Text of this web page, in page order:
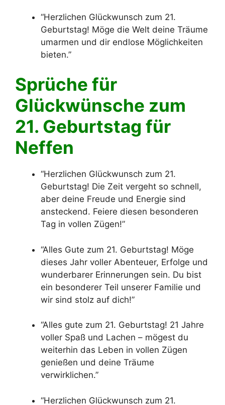
“Herzlichen Glückwunsch zum 21.
Geburtstag! Möge die Welt deine Träume
umarmen und dir endlose Möglichkeiten
bieten.”
Sprüche für
Glückwünsche zum
21. Geburtstag für
Neffen
“Herzlichen Glückwunsch zum 21.
Geburtstag! Die Zeit vergeht so schnell,
aber deine Freude und Energie sind
ansteckend. Feiere diesen besonderen
Tag in vollen Zügen!”
“Alles Gute zum 21. Geburtstag! Möge
dieses Jahr voller Abenteuer, Erfolge und
wunderbarer Erinnerungen sein. Du bist
ein besonderer Teil unserer Familie und
wir sind stolz auf dich!”
“Alles gute zum 21. Geburtstag! 21 Jahre
voller Spaß und Lachen – mögest du
weiterhin das Leben in vollen Zügen
genießen und deine Träume
verwirklichen.”
“Herzlichen Glückwunsch zum 21.